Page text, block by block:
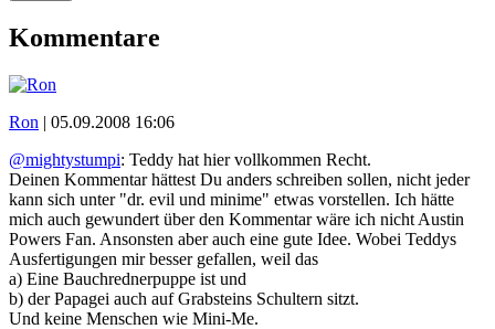
Kommentare
Ron | 05.09.2008 16:06
@mightystumpi: Teddy hat hier vollkommen Recht.
Deinen Kommentar hättest Du anders schreiben sollen, nicht jeder
kann sich unter "dr. evil und minime" etwas vorstellen. Ich hätte
mich auch gewundert über den Kommentar wäre ich nicht Austin
Powers Fan. Ansonsten aber auch eine gute Idee. Wobei Teddys
Ausfertigungen mir besser gefallen, weil das
a) Eine Bauchrednerpuppe ist und
b) der Papagei auch auf Grabsteins Schultern sitzt.
Und keine Menschen wie Mini-Me.